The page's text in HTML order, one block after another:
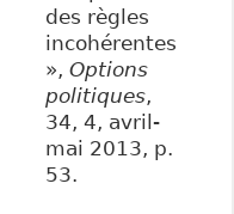
des règles
incohérentes
»,Options
politiques,
34, 4, avril-
mai 2013, p.
53.